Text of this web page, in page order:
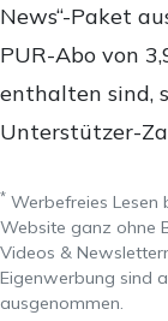
News“-Paket
PUR-Abo von
enthalten sind,
Unterstützer-
* Werbefreies Lesen
Website ganz ohne
Videos &
Eigenwerbung sind
ausgenommen.